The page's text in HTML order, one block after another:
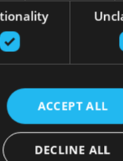
SCANDINAVIAN
ACCEPT ALL
DECLINE ALL